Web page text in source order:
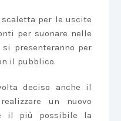
per le uscite
per suonare nelle
presenteranno per
il pubblico.
deciso anche il
un nuovo
il più possibile la